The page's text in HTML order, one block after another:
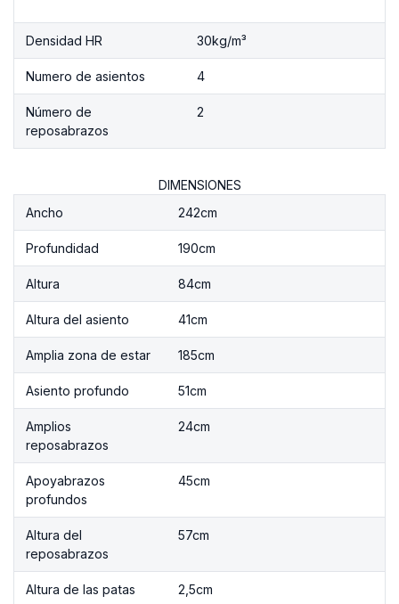
Densidad HR 30kg/m³
Numero de asientos 4
Número de
reposabrazos
2
DIMENSIONES
Ancho
242cm
Profundidad 190cm
Altura 84cm
Altura del asiento 41cm
Amplia zona de estar 185cm
Asiento profundo 51cm
Amplios
reposabrazos
24cm
Apoyabrazos
profundos
45cm
Altura del
reposabrazos
57cm
Altura de las patas 2,5cm